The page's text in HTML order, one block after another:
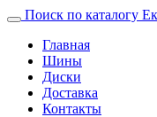
Поиск по каталогу
Главная
Шины
Диски
Доставка
Контакты